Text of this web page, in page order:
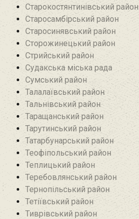
Старокостянтинівський район
Старосамбірський район
Старосинявський район
Сторожинецький район
Стрийський район
Судакська міська рада
Сумський район
Талалаївський район
Тальнівський район
Таращанський район
Тарутинський район
Татарбунарський район
Теофіпольський район‎
Теплицький район
Теребовлянський район
Тернопільський район
Тетіївський район
Тиврівський район